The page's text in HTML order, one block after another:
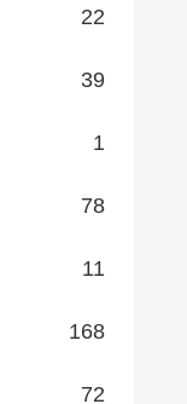
22
39
1
78
11
168
72